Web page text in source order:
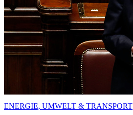
ENERGIE, UMWELT & TRANSPORT